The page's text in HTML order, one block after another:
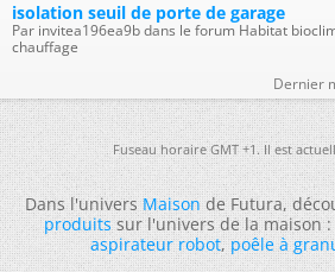
isolation seuil de porte de garage
Par invitea196ea9b dans le forum Habitat
chauffage
Dernier
Fuseau horaire GMT +1. Il est
Dans l'universMaisonde Futura,
produitssur l'univers de la maison :
aspirateur robot,poêle à